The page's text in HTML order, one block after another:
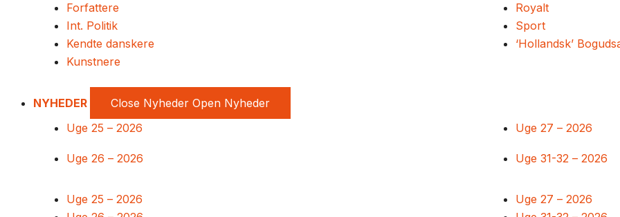
Forfattere
Int. Politik
Kendte danskere
Kunstnere
Royalt
Sport
‘Hollandsk’
NYHEDER Close Nyheder Open Nyheder
Uge 25 – 2026
Uge 26 – 2026
Uge 27 – 2026
Uge 31-32 – 2026
Uge 25 – 2026
Uge 27 – 2026